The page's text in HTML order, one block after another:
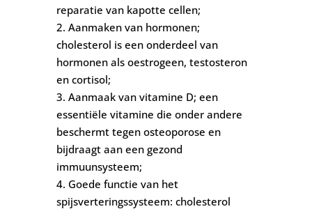
reparatie van kapotte cellen;
2. Aanmaken van hormonen;
cholesterol is een onderdeel van
hormonen als oestrogeen, testosteron
en cortisol;
3. Aanmaak van vitamine D; een
essentiële vitamine die onder andere
beschermt tegen osteoporose en
bijdraagt aan een gezond
immuunsysteem;
4. Goede functie van het
spijsverteringssysteem: cholesterol